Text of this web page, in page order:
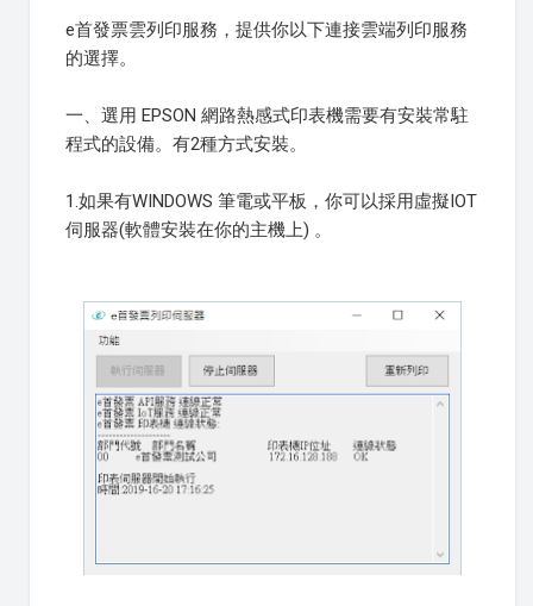
e首發票雲列印服務，提供你以下連接雲端列印服務
的選擇。
一、選用 EPSON 網路熱感式印表機需要有安裝常駐
程式的設備。有2種方式安裝。
1.如果有WINDOWS 筆電或平板，你可以採用虛擬IOT
伺服器(軟體安裝在你的主機上) 。